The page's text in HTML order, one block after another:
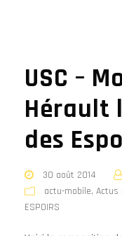
USC –
Hérault
des
30 août 2014
actu-mobile, Actus
ESPOIRS